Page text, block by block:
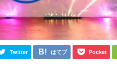
Twitter はてブ Pocket